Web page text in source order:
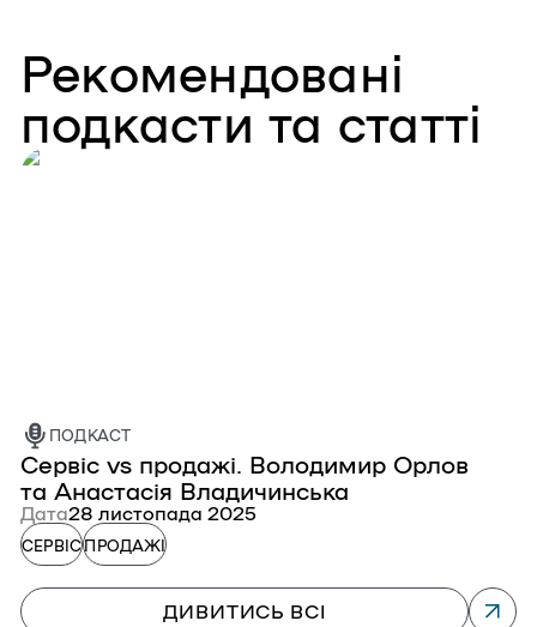
Рекомендовані
подкасти та статті
ПОДКАСТ
Сервіс vs продажі. Володимир Орлов
та Анастасія Владичинська
Дата28 листопада 2025
СЕРВІСПРОДАЖІ
ДИВИТИСЬ ВСІ